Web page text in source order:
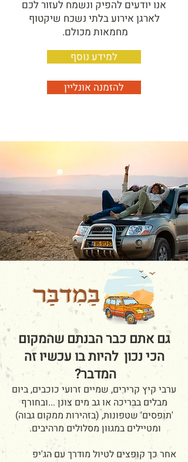
אנו יודעים להפיק ונשמח לעזור לכם
לארגן אירוע בלתי נשכח שיקטוף
מחמאות מכולם.
למידע נוסף
להזמנה אונליין
גם אתם כבר הבנתם שהמקום
הכי נכון להיות בו עכשיוזה
המדבר?
​ערבי קיץ קרירים, שמיים זרועי כוכבים, ביום
מבלים בבריכה או גב מים צונן ...ובחורף
'תופסים' שטפונות, (בזהירות ממקום גבוה)
ומטיילים במגוון מסלולים מרהיבים.
אחר כך קופצים לטיול מודרך עם הג'יפ